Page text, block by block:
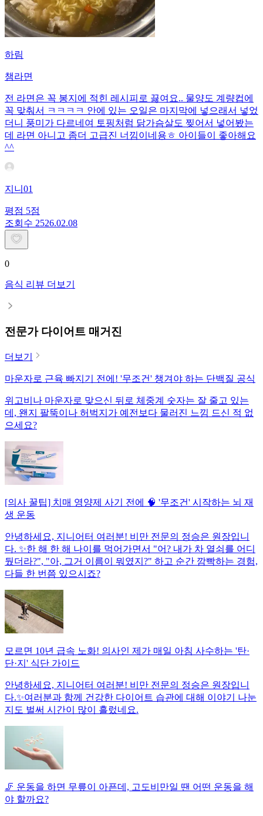
하림
챔라면
전 라면은 꼭 봉지에 적힌 레시피로 끓여요.. 물양도 계량컵에
꼭 맞춰서 ㅋㅋㅋㅋ 안에 있는 오일은 마지막에 넣으래서 넣었
더니 풍미가 다르네여 토핑처럼 닭가슴살도 찢어서 넣어봤는
데 라면 아니고 좀더 고급진 너낌이네용ㅎ 아이들이 좋아해요
^^
지니01
평점 5점
조회수 2526.02.08
0
음식 리뷰 더보기
전문가 다이어트 매거진
더보기
마운자로 근육 빠지기 전에! '무조건' 챙겨야 하는 단백질 공식
위고비나 마운자로 맞으신 뒤로 체중계 숫자는 잘 줄고 있는
데, 왠지 팔뚝이나 허벅지가 예전보다 물러진 느낌 드신 적 없
으세요?
[의사 꿀팁] 치매 영양제 사기 전에 🧠 '무조건' 시작하는 뇌 재
생 운동
안녕하세요, 지니어터 여러분! 비만 전문의 정승은 원장입니
다. ✨한 해 한 해 나이를 먹어가면서 "어? 내가 차 열쇠를 어디
뒀더라?", "아, 그거 이름이 뭐였지?" 하고 순간 깜빡하는 경험,
다들 한 번쯤 있으시죠?
모르면 10년 급속 노화! 의사인 제가 매일 아침 사수하는 '탄·
단·지' 식단 가이드
안녕하세요, 지니어터 여러분! 비만 전문의 정승은 원장입니
다.✨여러분과 함께 건강한 다이어트 습관에 대해 이야기 나눈
지도 벌써 시간이 많이 흘렀네요.
🦵 운동을 하면 무릎이 아픈데, 고도비만일 땐 어떤 운동을 해
야 할까요?